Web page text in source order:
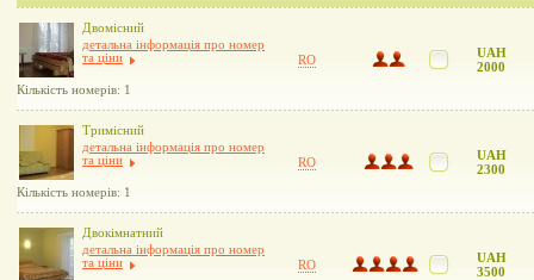
Двомісний
детальна інформація про номер
та ціни
Кількість номерів: 1
RO
UAH
2000
Тримісний
детальна інформація про номер
та ціни
Кількість номерів: 1
RO
UAH
2300
Двокімнатний
детальна інформація про номер
та ціни
RO
UAH
3500